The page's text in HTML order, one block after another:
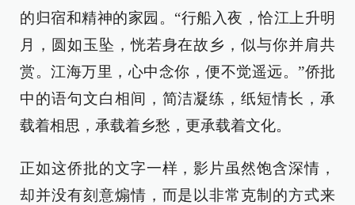
的归宿和精神的家园。“行船入夜，恰江上升明
月，圆如玉坠，恍若身在故乡，似与你并肩共
赏。江海万里，心中念你，便不觉遥远。”侨批
中的语句文白相间，简洁凝练，纸短情长，承
载着相思，承载着乡愁，更承载着文化。
正如这侨批的文字一样，影片虽然饱含深情，
却并没有刻意煽情，而是以非常克制的方式来